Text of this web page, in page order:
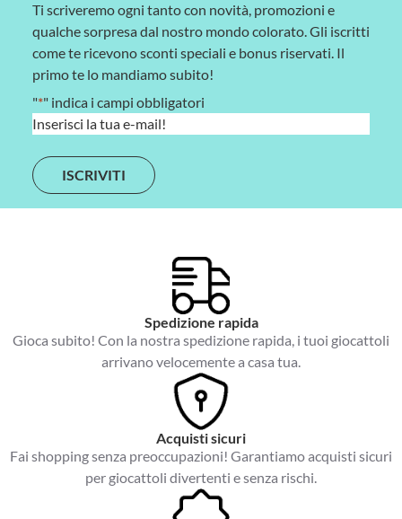
Ti scriveremo ogni tanto con novità, promozioni e
qualche sorpresa dal nostro mondo colorato. Gli iscritti
come te ricevono sconti speciali e bonus riservati. Il
primo te lo mandiamo subito!
"*" indica i campi obbligatori
E
a
i
l
Spedizione rapida
Gioca subito! Con la nostra spedizione rapida, i tuoi giocattoli
arrivano velocemente a casa tua.
Acquisti sicuri
Fai shopping senza preoccupazioni! Garantiamo acquisti sicuri
per giocattoli divertenti e senza rischi.